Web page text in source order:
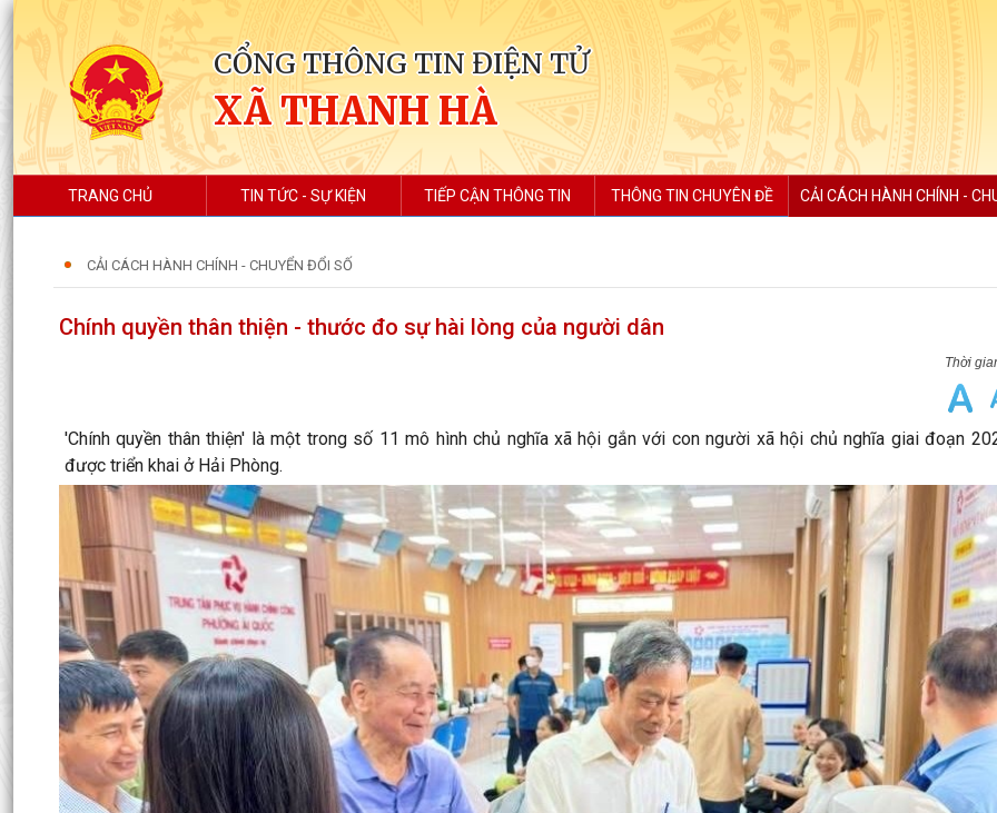
CỔNG THÔNG TIN ĐIỆN TỬ
XÃ THANH HÀ
TRANG CHỦ TIN TỨC - SỰ KIỆN TIẾP CẬN THÔNG TIN THÔNG TIN CHUYÊN ĐỀ CẢI CÁCH HÀNH CHÍNH -
CẢI CÁCH HÀNH CHÍNH - CHUYỂN ĐỔI SỐ
Chính quyền thân thiện - thước đo sự hài lòng của người dân
'Chính quyền thân thiện' là một trong số 11 mô hình chủ nghĩa xã hội gắn với con người xã hội chủ nghĩa giai đoạn
được triển khai ở Hải Phòng.